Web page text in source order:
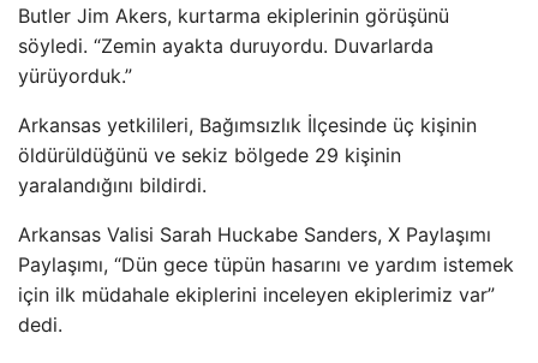
Butler Jim Akers, kurtarma ekiplerinin görüşünü
söyledi. “Zemin ayakta duruyordu. Duvarlarda
yürüyorduk.”
Arkansas yetkilileri, Bağımsızlık İlçesinde üç kişinin
öldürüldüğünü ve sekiz bölgede 29 kişinin
yaralandığını bildirdi.
Arkansas Valisi Sarah Huckabe Sanders, X Paylaşımı
Paylaşımı, “Dün gece tüpün hasarını ve yardım istemek
için ilk müdahale ekiplerini inceleyen ekiplerimiz var”
dedi.